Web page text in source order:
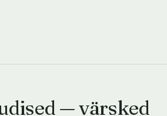
— värsked